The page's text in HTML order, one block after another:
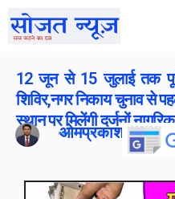
12 जून से 15 जुलाई तक
शिविर,नगर निकाय चुनाव से
स्थान पर मिलेंगी दर्जनों
ओमप्रकाश बोराना
Publish On: 11 June 2026